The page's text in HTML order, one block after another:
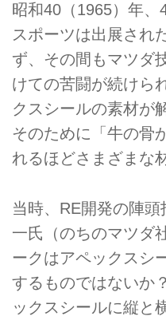
昭和40（1965）年
スポーツは出展され
ず、その間もマツダ
けての苦闘が続けら
クスシールの素材が
そのために「牛の骨
れるほどさまざまな
当時、RE開発の陣
一氏（のちのマツダ
ークはアペックスシ
するものではないか
ックスシールに縦と